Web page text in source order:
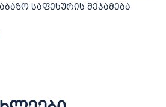
საფეხურის შეჯამება